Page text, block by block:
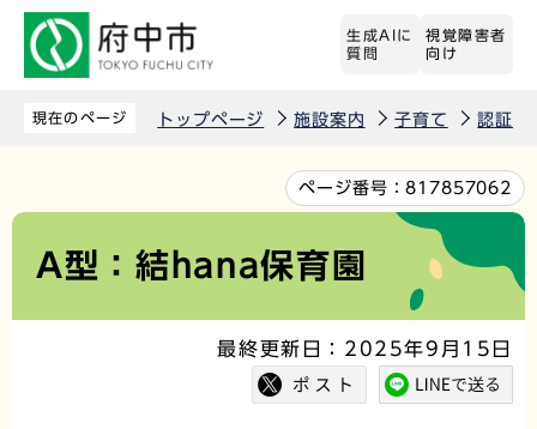
先
す
生成AIに
質問
視覚障害者
向け
現在のページ トップページ 施設案内 子育て 認証保
文
か
ページ番号：817857062
A型：結hana保育園
最終更新日：2025年9月15日